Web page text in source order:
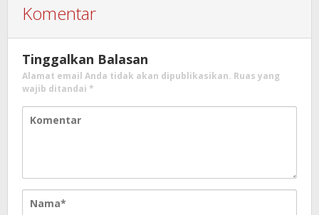
Komentar
Tinggalkan Balasan
Alamat email Anda tidak akan dipublikasikan. Ruas yang
wajib ditandai *